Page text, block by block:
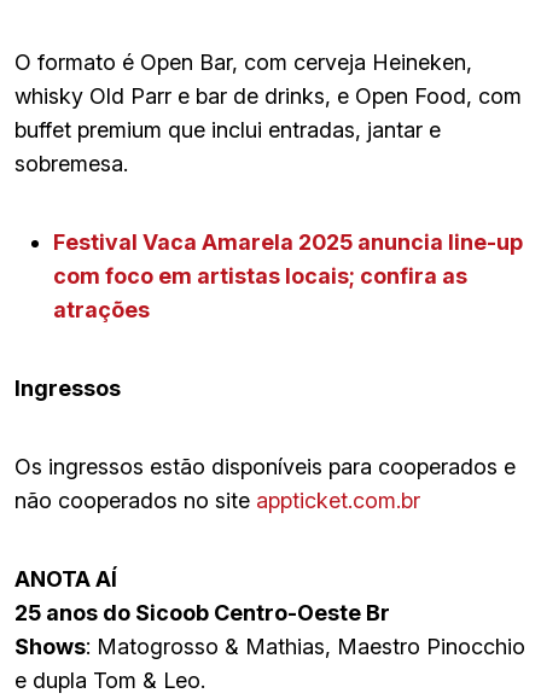
O formato é Open Bar, com cerveja Heineken,
whisky Old Parr e bar de drinks, e Open Food, com
buffet premium que inclui entradas, jantar e
sobremesa.
Festival Vaca Amarela 2025 anuncia line-up
com foco em artistas locais; confira as
atrações
Ingressos
Os ingressos estão disponíveis para cooperados e
não cooperados no site appticket.com.br
ANOTA AÍ
25 anos do Sicoob Centro-Oeste Br
Shows: Matogrosso & Mathias, Maestro Pinocchio
e dupla Tom & Leo.